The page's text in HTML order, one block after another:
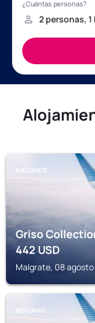
MALGRATE
Griso
442USD
Malgrate, 08
BERGAMO